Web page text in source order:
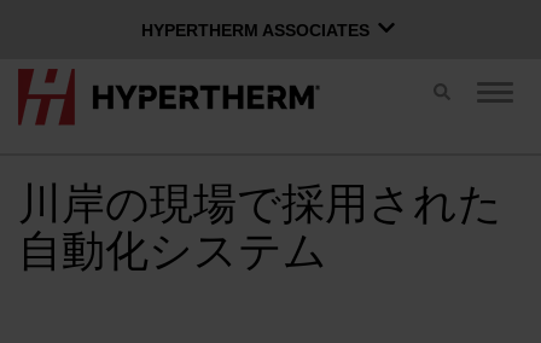
HYPERTHERM ASSOCIATES
Hypertherm プラズマ
ソフトウェア グループ
切
イ
ナ
日本語
川岸の現場で採用された
自動化システム